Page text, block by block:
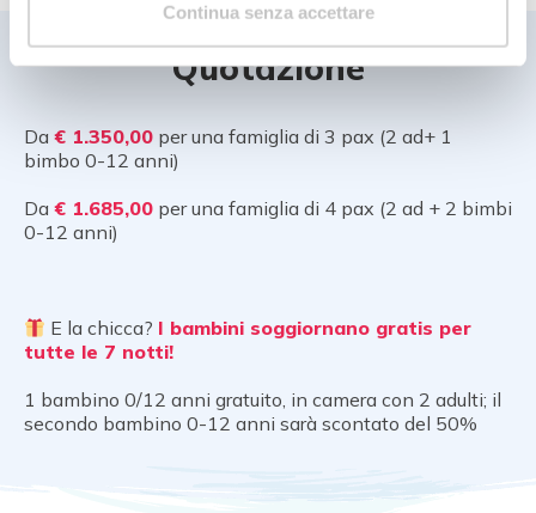
Continua senza accettare
Quotazione
Da € 1.350,00 per una famiglia di 3 pax (2 ad+ 1
bimbo 0-12 anni)
Da € 1.685,00 per una famiglia di 4 pax (2 ad + 2 bimbi
0-12 anni)
E la chicca? I bambini soggiornano gratis per
tutte le 7 notti!
1 bambino 0/12 anni gratuito, in camera con 2 adulti; il
secondo bambino 0-12 anni sarà scontato del 50%